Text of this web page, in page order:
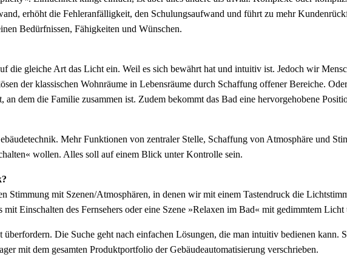
erhöht die Fehleranfälligkeit, den Schulungsaufwand und führt zu mehr
Bedürfnissen, Fähigkeiten und Wünschen.
die gleiche Art das Licht ein. Weil es sich bewährt hat und intuitiv ist. Jedoch wir
der klassischen Wohnräume in Lebensräume durch Schaffung offener Bereiche.
dem die Familie zusammen ist. Zudem bekommt das Bad eine hervorgehobene
Mehr Funktionen von zentraler Stelle, Schaffung von Atmosphäre und
wollen. Alles soll auf einem Blick unter Kontrolle sein.
Stimmung mit Szenen/Atmosphären, in denen wir mit einem Tastendruck die
mit Einschalten des Fernsehers oder eine Szene »Relaxen im Bad« mit gedimmtem
Die Suche geht nach einfachen Lösungen, die man intuitiv bedienen
mit dem gesamten Produktportfolio der Gebäudeautomatisierung verschrieben.